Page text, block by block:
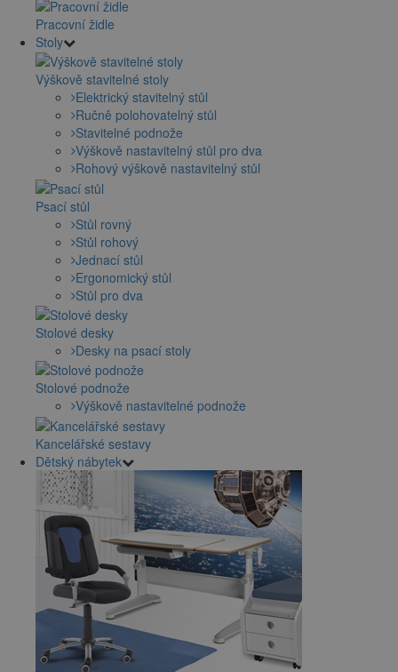
Pracovní židle
Stoly
Výškově stavitelné stoly
Elektrický stavitelný stůl
Ručně polohovatelný stůl
Stavitelné podnože
Výškově nastavitelný stůl pro dva
Rohový výškově nastavitelný stůl
Psací stůl
Stůl rovný
Stůl rohový
Jednací stůl
Ergonomický stůl
Stůl pro dva
Stolové desky
Desky na psací stoly
Stolové podnože
Výškově nastavitelné podnože
Kancelářské sestavy
Dětský nábytek